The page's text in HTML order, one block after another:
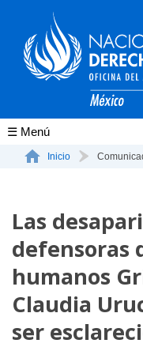
Conócenos
La ONU-DH en México
Vacantes ONU-DH
ONU-DH en el tiempo
Inicio
Las
defensoras
humanos
Claudia
ser